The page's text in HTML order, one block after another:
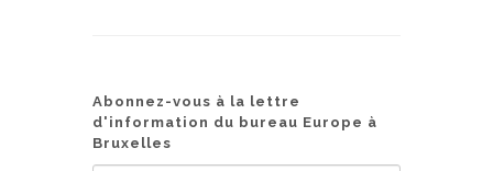
Abonnez-vous à la lettre
d'information du bureau Europe à
Bruxelles